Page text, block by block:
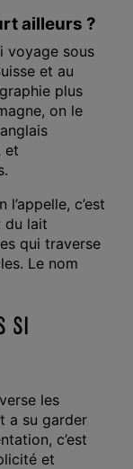
ailleurs ?
voyage sous
et au
plus
on le
et
c’est
du lait
qui traverse
Le nom
SI
les
a su garder
c’est
et